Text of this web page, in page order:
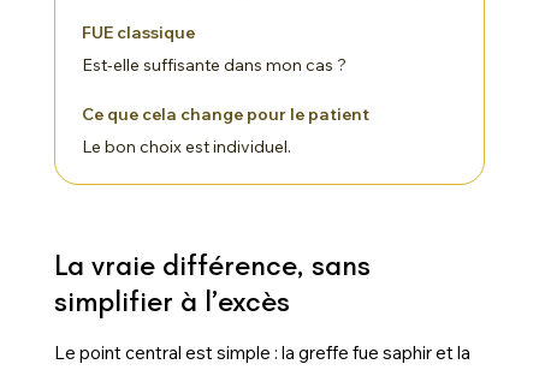
Est-elle suffisante dans mon cas ?
Le bon choix est individuel.
La vraie différence, sans
simplifier à l’excès
Le point central est simple : la greffe fue saphir et la